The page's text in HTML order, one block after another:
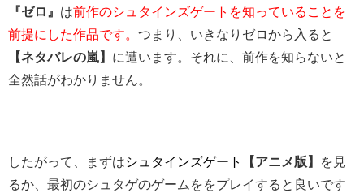
『ゼロ』 は前作のシュタインズゲートを知っていることを
前提にした作品です。 つまり、いきなりゼロから入ると
【ネタバレの嵐】 に遭います。それに、前作を知らないと
全然話がわかりません。
したがって、まずはシュタインズゲート 【アニメ版】
を見
るか、最初のシュタゲのゲームををプレイすると良いです